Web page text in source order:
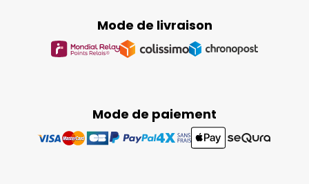
Mode de paiement
Mode de livraison